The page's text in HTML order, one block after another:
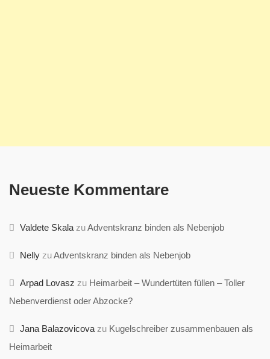
Neueste Kommentare
Valdete Skala zuAdventskranz binden als Nebenjob
Nelly zuAdventskranz binden als Nebenjob
Arpad Lovasz zu Heimarbeit – Wundertüten füllen – Toller
Nebenverdienst oder Abzocke?
Jana Balazovicova zu Kugelschreiber zusammenbauen als
Heimarbeit